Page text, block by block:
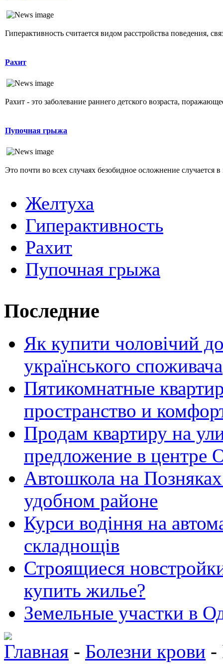
Гиперактивность считается видом расстройства поведения,
Рахит
Рахит - это заболевание раннего детского возраста,
Пупочная грыжа
Это почти во всех случаях безобидное осложнение случается
Желтуха
Гиперактивность
Рахит
Пупочная грыжа
Последние
Як купити чоловічий
українського споживача
Пятикомнатные
пространство и
Продам квартиру на
предложение в центре
Автошкола на
удобном районе
Курси водіння на
складнощів
Строящиеся
купить жилье?
Земельные участки в
Главная - Болезни крови -